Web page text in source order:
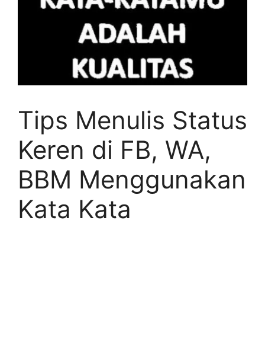
Tips Menulis Status
Keren di FB, WA,
BBM Menggunakan
Kata Kata